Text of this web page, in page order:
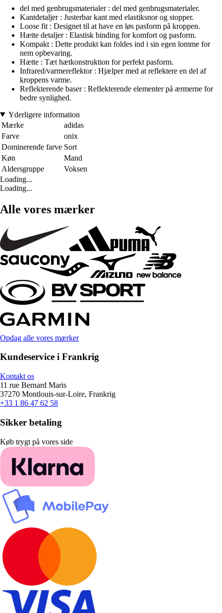
del med genbrugsmaterialer : del med genbrugsmaterialer.
Kantdetaljer : Justerbar kant med elastiksnor og stopper.
Loose fit : Designet til at have en løs pasform på kroppen.
Hætte detaljer : Elastisk binding for komfort og pasform.
Kompakt : Dette produkt kan foldes ind i sin egen lomme for
nem opbevaring.
Hætte : Tæt hætkonstruktion for perfekt pasform.
Infrared/varmereflektor : Hjælper med at reflektere en del af
kroppens varme.
Reflekterende baser : Reflekterende elementer på ærmerne for
bedre synlighed.
Yderligere information
Mærke
adidas
Farve
onix
Dominerende farve Sort
Køn
Mand
Aldersgruppe
Voksen
Loading...
Loading...
Alle vores mærker
Opdag alle vores mærker
Kundeservice i Frankrig
Kontakt os
11 rue Bernard Maris
37270 Montlouis-sur-Loire, Frankrig
+33 1 86 47 62 58
Sikker betaling
Køb trygt på vores side